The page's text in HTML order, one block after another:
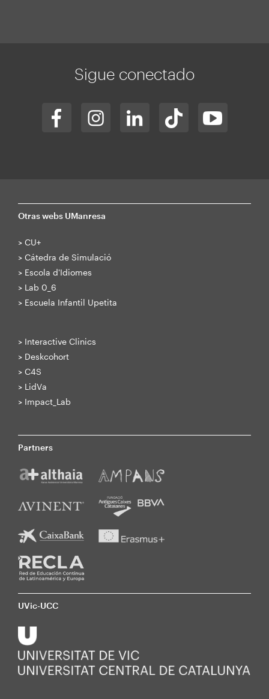
Sigue conectado
Otras webs UManresa
> CU+
> Cátedra de Simulació
> Escola d'Idiomes
> Lab 0_6
> Escuela Infantil Upetita
> Interactive Clinics
> Deskcohort
> C4S
> LidVa
> Impact_Lab
Partners
UVic-UCC